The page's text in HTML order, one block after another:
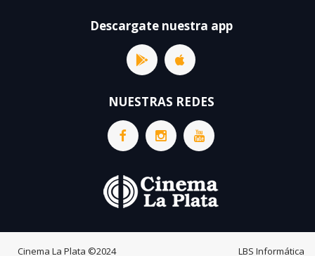
Descargate nuestra app
NUESTRAS REDES
Cinema La Plata ©2024 LBS Informática